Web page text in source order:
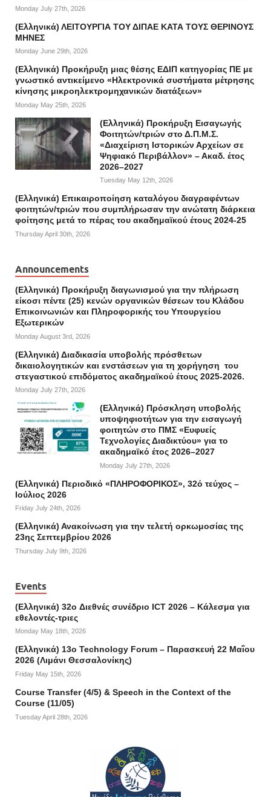
Monday July 27th, 2026
(Ελληνικά) ΛΕΙΤΟΥΡΓΙΑ ΤΟΥ ΔΙΠΑΕ ΚΑΤΑ ΤΟΥΣ ΘΕΡΙΝΟΥΣ
ΜΗΝΕΣ
Monday June 29th, 2026
(Ελληνικά) Προκήρυξη μιας θέσης ΕΔΙΠ κατηγορίας ΠΕ με
γνωστικό αντικείμενο «Ηλεκτρονικά συστήματα μέτρησης
κίνησης μικροηλεκτρομηχανικών διατάξεων»
Monday May 25th, 2026
(Ελληνικά) Προκήρυξη Εισαγωγής
Φοιτητών/τριών στο Δ.Π.Μ.Σ.
«Διαχείριση Ιστορικών Αρχείων σε
Ψηφιακό Περιβάλλον» – Ακαδ. έτος
2026–2027
Tuesday May 12th, 2026
(Ελληνικά) Επικαιροποίηση καταλόγου διαγραφέντων
φοιτητών/τριών που συμπλήρωσαν την ανώτατη διάρκεια
φοίτησης μετά το πέρας του ακαδημαϊκού έτους 2024-25
Thursday April 30th, 2026
Announcements
(Ελληνικά) Προκήρυξη διαγωνισμού για την πλήρωση
είκοσι πέντε (25) κενών οργανικών θέσεων του Κλάδου
Επικοινωνιών και Πληροφορικής του Υπουργείου
Εξωτερικών
Monday August 3rd, 2026
(Ελληνικά) Διαδικασία υποβολής πρόσθετων
δικαιολογητικών και ενστάσεων για τη χορήγηση του
στεγαστικού επιδόματος ακαδημαϊκού έτους 2025-2026.
Monday July 27th, 2026
(Ελληνικά) Πρόσκληση υποβολής
υποψηφιοτήτων για την εισαγωγή
φοιτητών στο ΠΜΣ «Ευφυείς
Τεχνολογίες Διαδικτύου» για το
ακαδημαϊκό έτος 2026–2027
Monday July 27th, 2026
(Ελληνικά) Περιοδικό «ΠΛΗΡΟΦΟΡΙΚΟΣ», 32ό τεύχος –
Ιούλιος 2026
Friday July 24th, 2026
(Ελληνικά) Ανακοίνωση για την τελετή ορκωμοσίας της
23ης Σεπτεμβρίου 2026
Thursday July 9th, 2026
Events
(Ελληνικά) 32o Διεθνές συνέδριο ICT 2026 – Κάλεσμα για
εθελοντές-τριες
Monday May 18th, 2026
(Ελληνικά) 13ο Technology Forum – Παρασκευή 22 Μαΐου
2026 (Λιμάνι Θεσσαλονίκης)
Friday May 15th, 2026
Course Transfer (4/5) & Speech in the Context of the
Course (11/05)
Tuesday April 28th, 2026